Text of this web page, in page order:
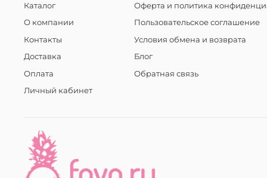
Каталог
О компании
Контакты
Доставка
Оплата
Личный кабинет
Оферта и политика
Пользовательское соглашение
Условия обмена и возврата
Блог
Обратная связь